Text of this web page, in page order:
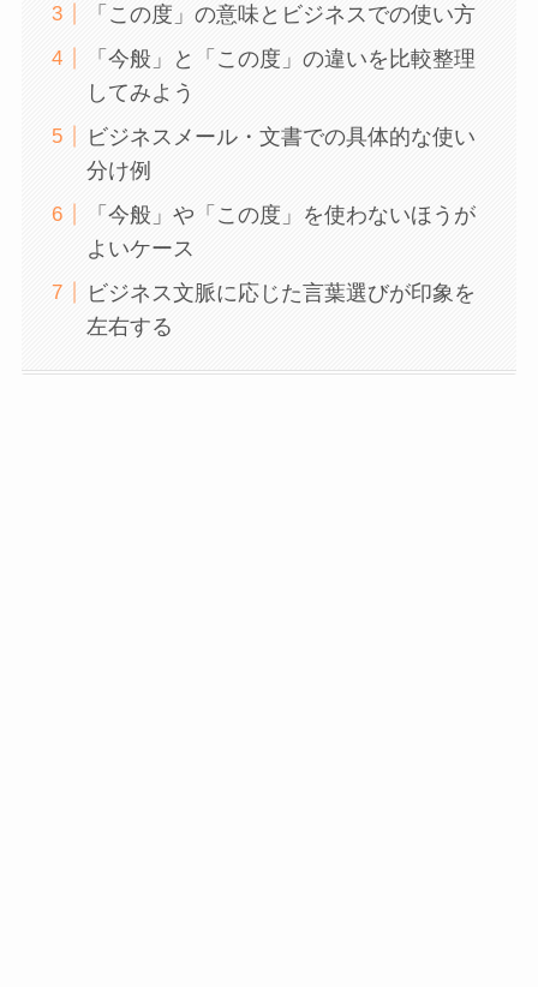
「この度」の意味とビジネスでの使い方
「今般」と「この度」の違いを比較整理
してみよう
ビジネスメール・文書での具体的な使い
分け例
「今般」や「この度」を使わないほうが
よいケース
ビジネス文脈に応じた言葉選びが印象を
左右する